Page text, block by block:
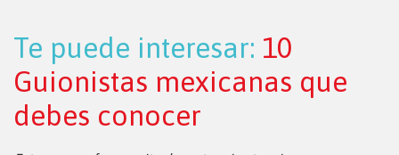
Te puede interesar: 10
Guionistas mexicanas que
debes conocer